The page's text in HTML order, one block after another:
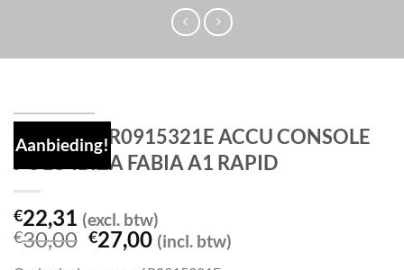
Aanbieding!
Accubak 6R0915321E ACCU CONSOLE
POLO IBIZA FABIA A1 RAPID
€22,31 (excl. btw)
€30,00 Oorspronkelijke
prijs
€27,00Huidige
prijs
(incl. btw)